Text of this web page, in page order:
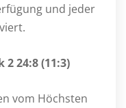
und jeder
2 24:8 (11:3)
vom Höchsten